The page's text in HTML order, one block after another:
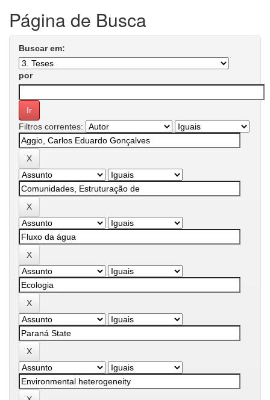
Página de Busca
Buscar em:
por
Filtros correntes: